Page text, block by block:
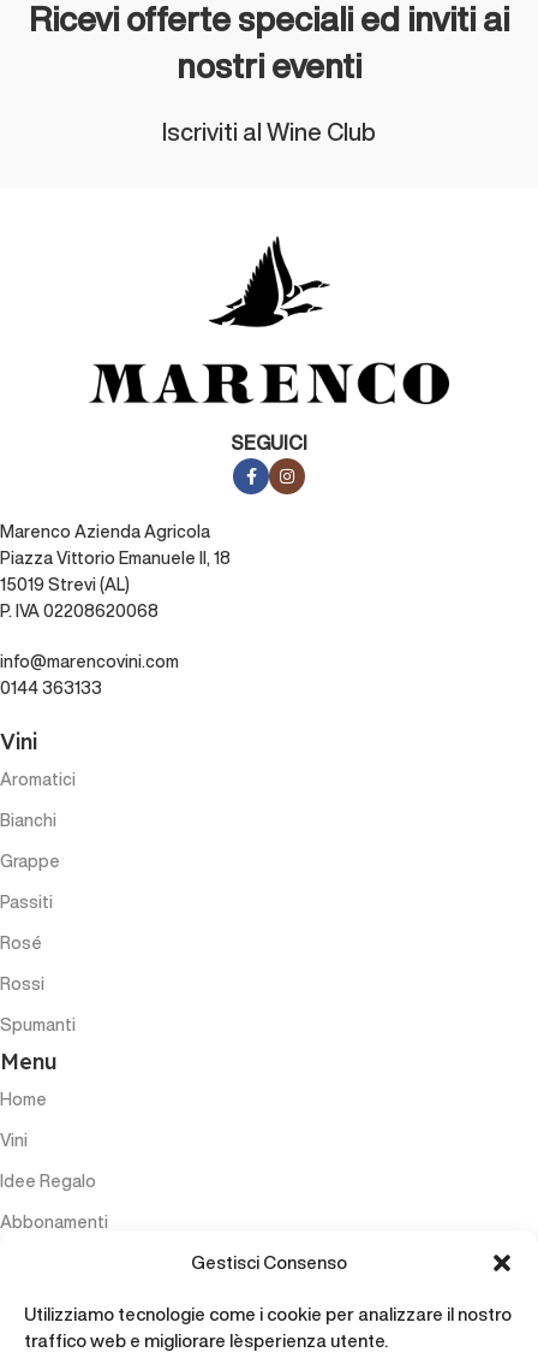
Gestisci Consenso
Utilizziamo tecnologie come i cookie per analizzare il nostro
traffico web e migliorare l`esperienza utente.
Ricevi offerte speciali ed inviti ai
nostri eventi
Iscriviti al Wine Club
SEGUICI
Marenco Azienda Agricola
Piazza Vittorio Emanuele II, 18
15019 Strevi (AL)
P. IVA 02208620068
info@marencovini.com
0144 363133
Vini
Aromatici
Bianchi
Grappe
Passiti
Rosé
Rossi
Spumanti
Menu
Home
Vini
Idee Regalo
Abbonamenti
Accessori
Contatti